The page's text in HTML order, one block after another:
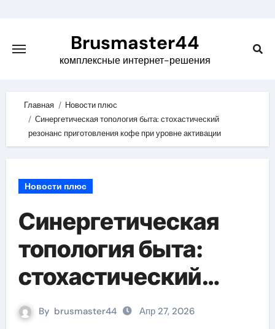
content
Brusmaster44
комплексные интернет-решения
Главная
Новости плюс
Синергетическая топология быта: стохастический
резонанс приготовления кофе при уровне активации
Новости плюс
Синергетическая
топология быта:
стохастический
резонанс
By brusmaster44 Апр 27, 2026